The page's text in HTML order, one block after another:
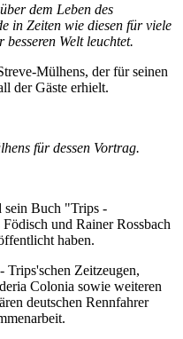
dem Leben des
in Zeiten wie diesen für viele
Welt leuchtet.
Mülhens, der für seinen
der Gäste erhielt.
für dessen Vortrag.
sein Buch "Trips -
und Rainer Rossbach
haben.
Trips'schen Zeitzeugen,
Colonia sowie weiteren
deutschen Rennfahrer